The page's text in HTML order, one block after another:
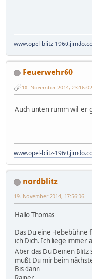
www.opel-blitz-
Feuerwehr60
18. November 2014, 23:16:02
Auch unten rumm will er
www.opel-blitz-
nordblitz
19. November 2014, 17:56:06
Hallo Thomas
Das Du eine Hebebühne
ich Dich. Ich liege immer
Aber das Du Deinen
mußt Du mir beim
Bis dann